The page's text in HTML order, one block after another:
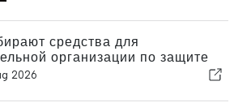
средства для
организации по защите
2026